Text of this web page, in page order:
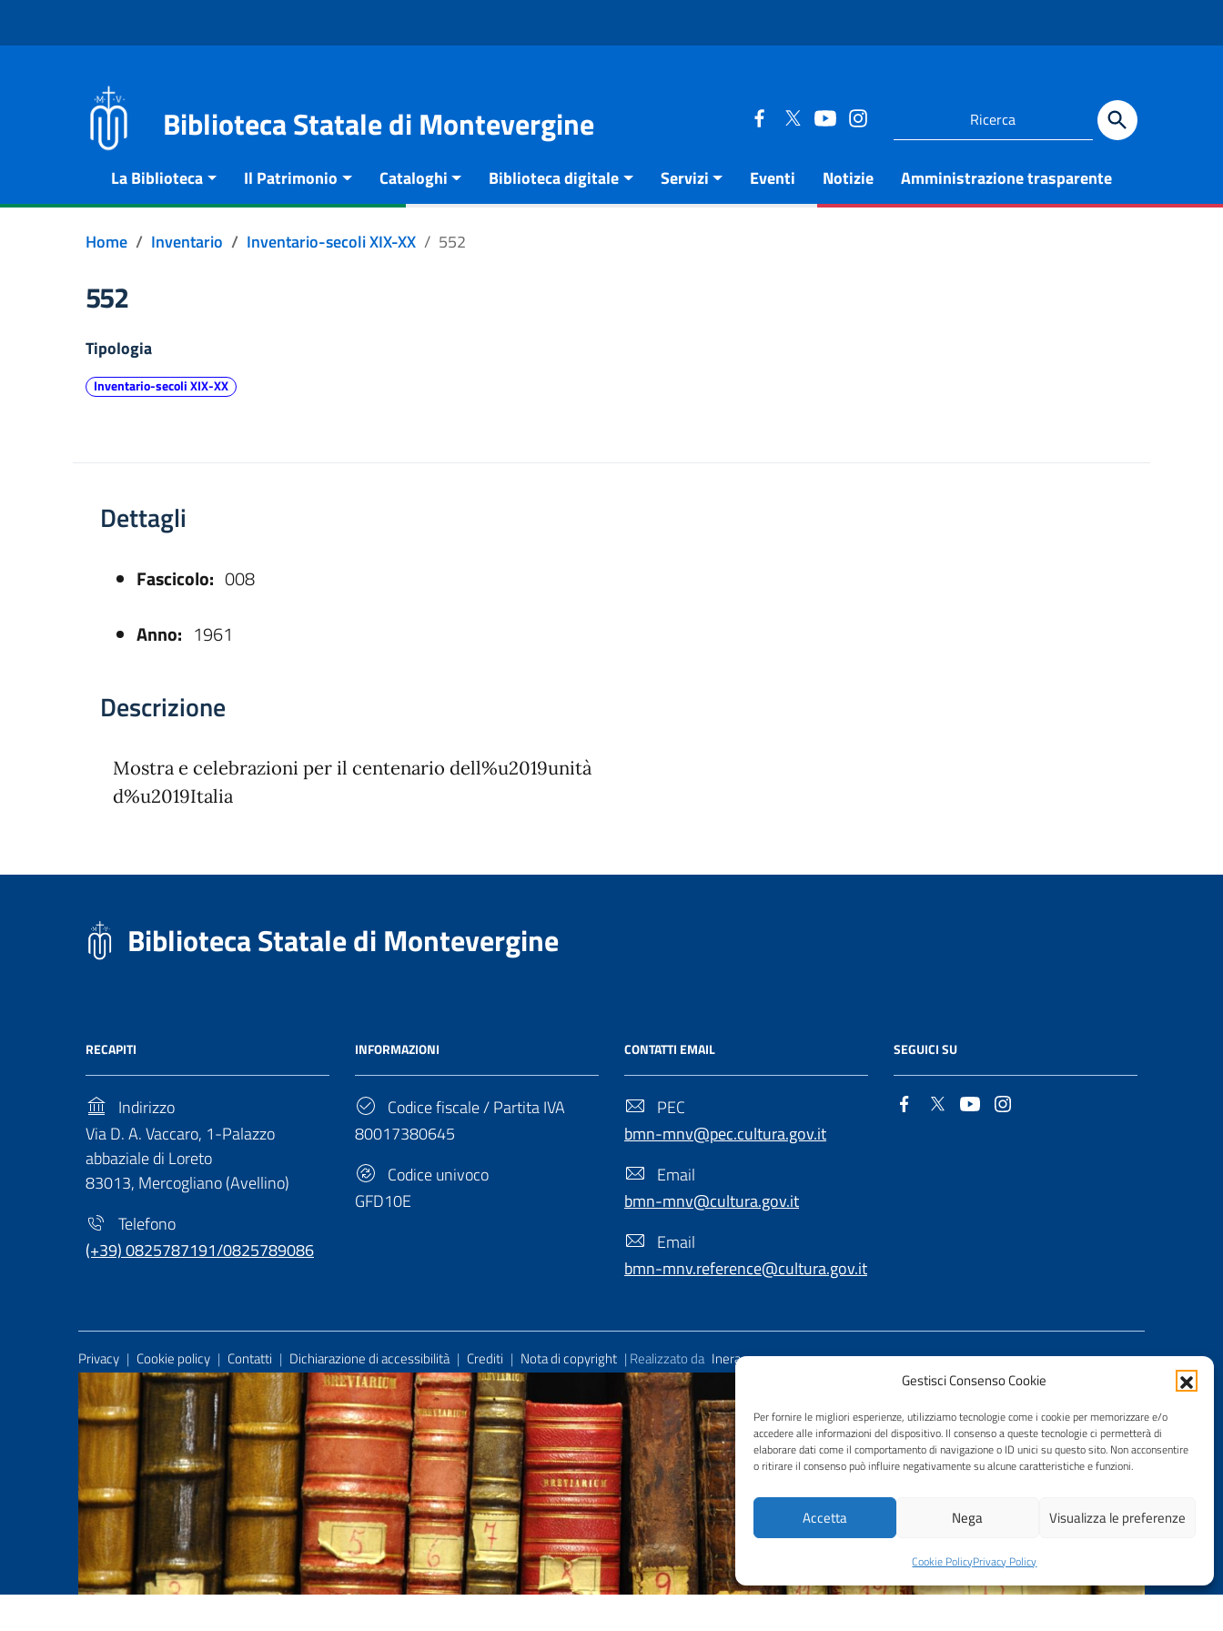
Gestisci Consenso Cookie
Per fornire le migliori esperienze, utilizziamo tecnologie come i cookie per memorizzare e/o
accedere alle informazioni del dispositivo. Il consenso a queste tecnologie ci permetterà di
elaborare dati come il comportamento di navigazione o ID unici su questo sito. Non acconsentire
o ritirare il consenso può influire negativamente su alcune caratteristiche e funzioni.
Accetta Nega Visualizza le preferenze
Cookie PolicyPrivacy Policy
Biblioteca Statale di Montevergine
La Biblioteca Il Patrimonio Cataloghi Biblioteca digitale Servizi Eventi Notizie Amministrazione trasparente
Home Inventario Inventario-secoli XIX-XX 552
552
Tipologia
Inventario-secoli XIX-XX
Dettagli
Fascicolo: 008
Anno: 1961
Descrizione
Mostra e celebrazioni per il centenario dell%u2019unità
d%u2019Italia
Biblioteca Statale di Montevergine
RECAPITI
Indirizzo
Via D. A. Vaccaro, 1-Palazzo
abbaziale di Loreto
83013, Mercogliano (Avellino)
Telefono
(+39) 0825787191/0825789086
INFORMAZIONI
Codice fiscale / Partita IVA
80017380645
Codice univoco
GFD10E
CONTATTI EMAIL
PEC
bmn-mnv@pec.cultura.gov.it
Email
bmn-mnv@cultura.gov.it
Email
bmn-mnv.reference@cultura.gov.it
SEGUICI SU
Useful Links Section
Privacy | Cookie policy | Contatti | Dichiarazione di accessibilità | Crediti | Nota di copyright | Realizzato da Inera